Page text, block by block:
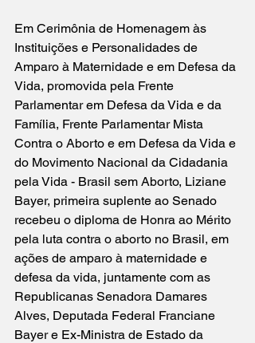
Em Cerimônia de Homenagem às
Instituições e Personalidades de
Amparo à Maternidade e em Defesa da
Vida, promovida pela Frente
Parlamentar em Defesa da Vida e da
Família, Frente Parlamentar Mista
Contra o Aborto e em Defesa da Vida e
do Movimento Nacional da Cidadania
pela Vida - Brasil sem Aborto, Liziane
Bayer, primeira suplente ao Senado
recebeu o diploma de Honra ao Mérito
pela luta contra o aborto no Brasil, em
ações de amparo à maternidade e
defesa da vida, juntamente com as
Republicanas Senadora Damares
Alves, Deputada Federal Franciane
Bayer e Ex-Ministra de Estado da